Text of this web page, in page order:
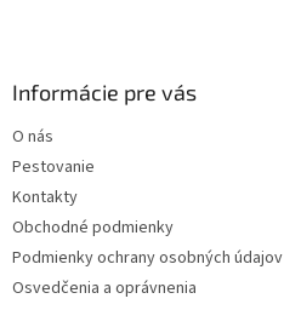
Informácie pre vás
O nás
Pestovanie
Kontakty
Obchodné podmienky
Podmienky ochrany osobných údajov
Osvedčenia a oprávnenia